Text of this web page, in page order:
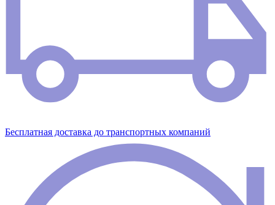
Бесплатная доставка до транспортных компаний